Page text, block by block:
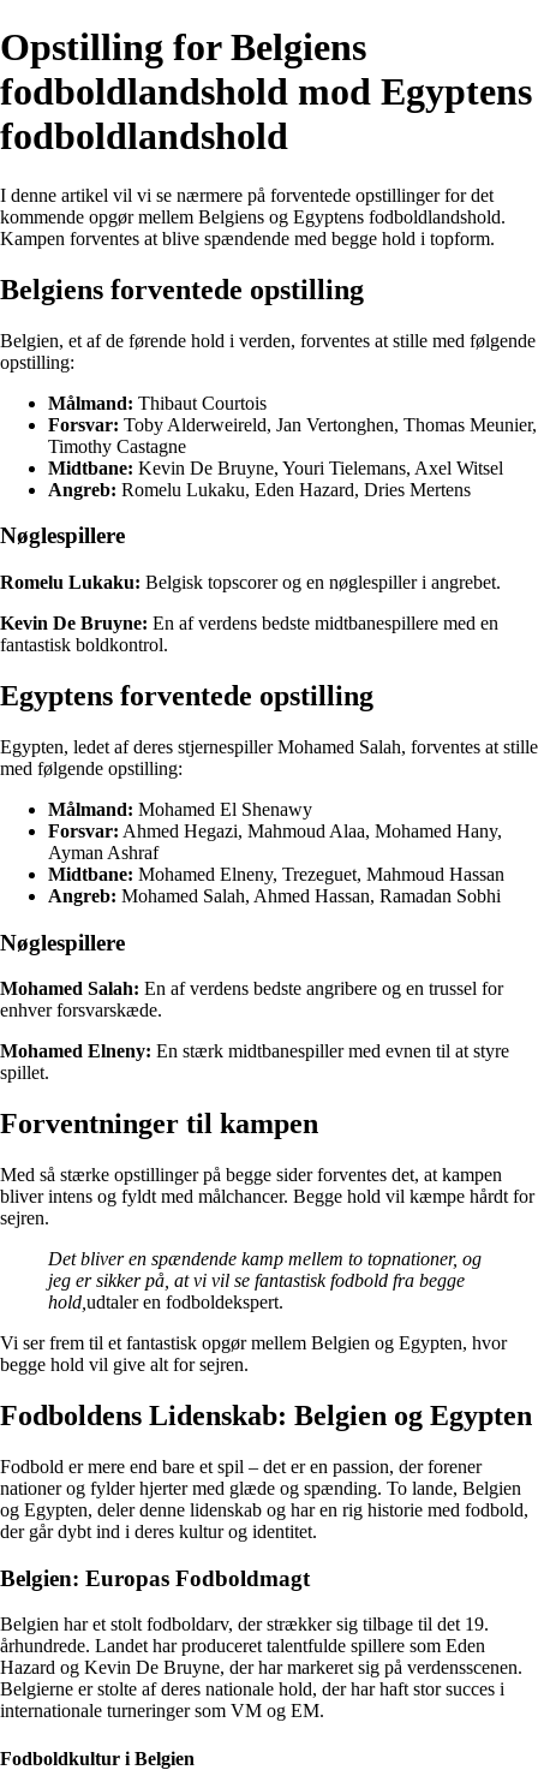
Opstilling for Belgiens
fodboldlandshold mod Egyptens
fodboldlandshold
I denne artikel vil vi se nærmere på forventede opstillinger for det
kommende opgør mellem Belgiens og Egyptens fodboldlandshold.
Kampen forventes at blive spændende med begge hold i topform.
Belgiens forventede opstilling
Belgien, et af de førende hold i verden, forventes at stille med følgende
opstilling:
Målmand: Thibaut Courtois
Forsvar: Toby Alderweireld, Jan Vertonghen, Thomas Meunier,
Timothy Castagne
Midtbane: Kevin De Bruyne, Youri Tielemans, Axel Witsel
Angreb: Romelu Lukaku, Eden Hazard, Dries Mertens
Nøglespillere
Romelu Lukaku: Belgisk topscorer og en nøglespiller i angrebet.
Kevin De Bruyne: En af verdens bedste midtbanespillere med en
fantastisk boldkontrol.
Egyptens forventede opstilling
Egypten, ledet af deres stjernespiller Mohamed Salah, forventes at stille
med følgende opstilling:
Målmand: Mohamed El Shenawy
Forsvar: Ahmed Hegazi, Mahmoud Alaa, Mohamed Hany,
Ayman Ashraf
Midtbane: Mohamed Elneny, Trezeguet, Mahmoud Hassan
Angreb: Mohamed Salah, Ahmed Hassan, Ramadan Sobhi
Nøglespillere
Mohamed Salah: En af verdens bedste angribere og en trussel for
enhver forsvarskæde.
Mohamed Elneny: En stærk midtbanespiller med evnen til at styre
spillet.
Forventninger til kampen
Med så stærke opstillinger på begge sider forventes det, at kampen
bliver intens og fyldt med målchancer. Begge hold vil kæmpe hårdt for
sejren.
Det bliver en spændende kamp mellem to topnationer, og
jeg er sikker på, at vi vil se fantastisk fodbold fra begge
hold, udtaler en fodboldekspert.
Vi ser frem til et fantastisk opgør mellem Belgien og Egypten, hvor
begge hold vil give alt for sejren.
Fodboldens Lidenskab: Belgien og Egypten
Fodbold er mere end bare et spil – det er en passion, der forener
nationer og fylder hjerter med glæde og spænding. To lande, Belgien
og Egypten, deler denne lidenskab og har en rig historie med fodbold,
der går dybt ind i deres kultur og identitet.
Belgien: Europas Fodboldmagt
Belgien har et stolt fodboldarv, der strækker sig tilbage til det 19.
århundrede. Landet har produceret talentfulde spillere som Eden
Hazard og Kevin De Bruyne, der har markeret sig på verdensscenen.
Belgierne er stolte af deres nationale hold, der har haft stor succes i
internationale turneringer som VM og EM.
Fodboldkultur i Belgien